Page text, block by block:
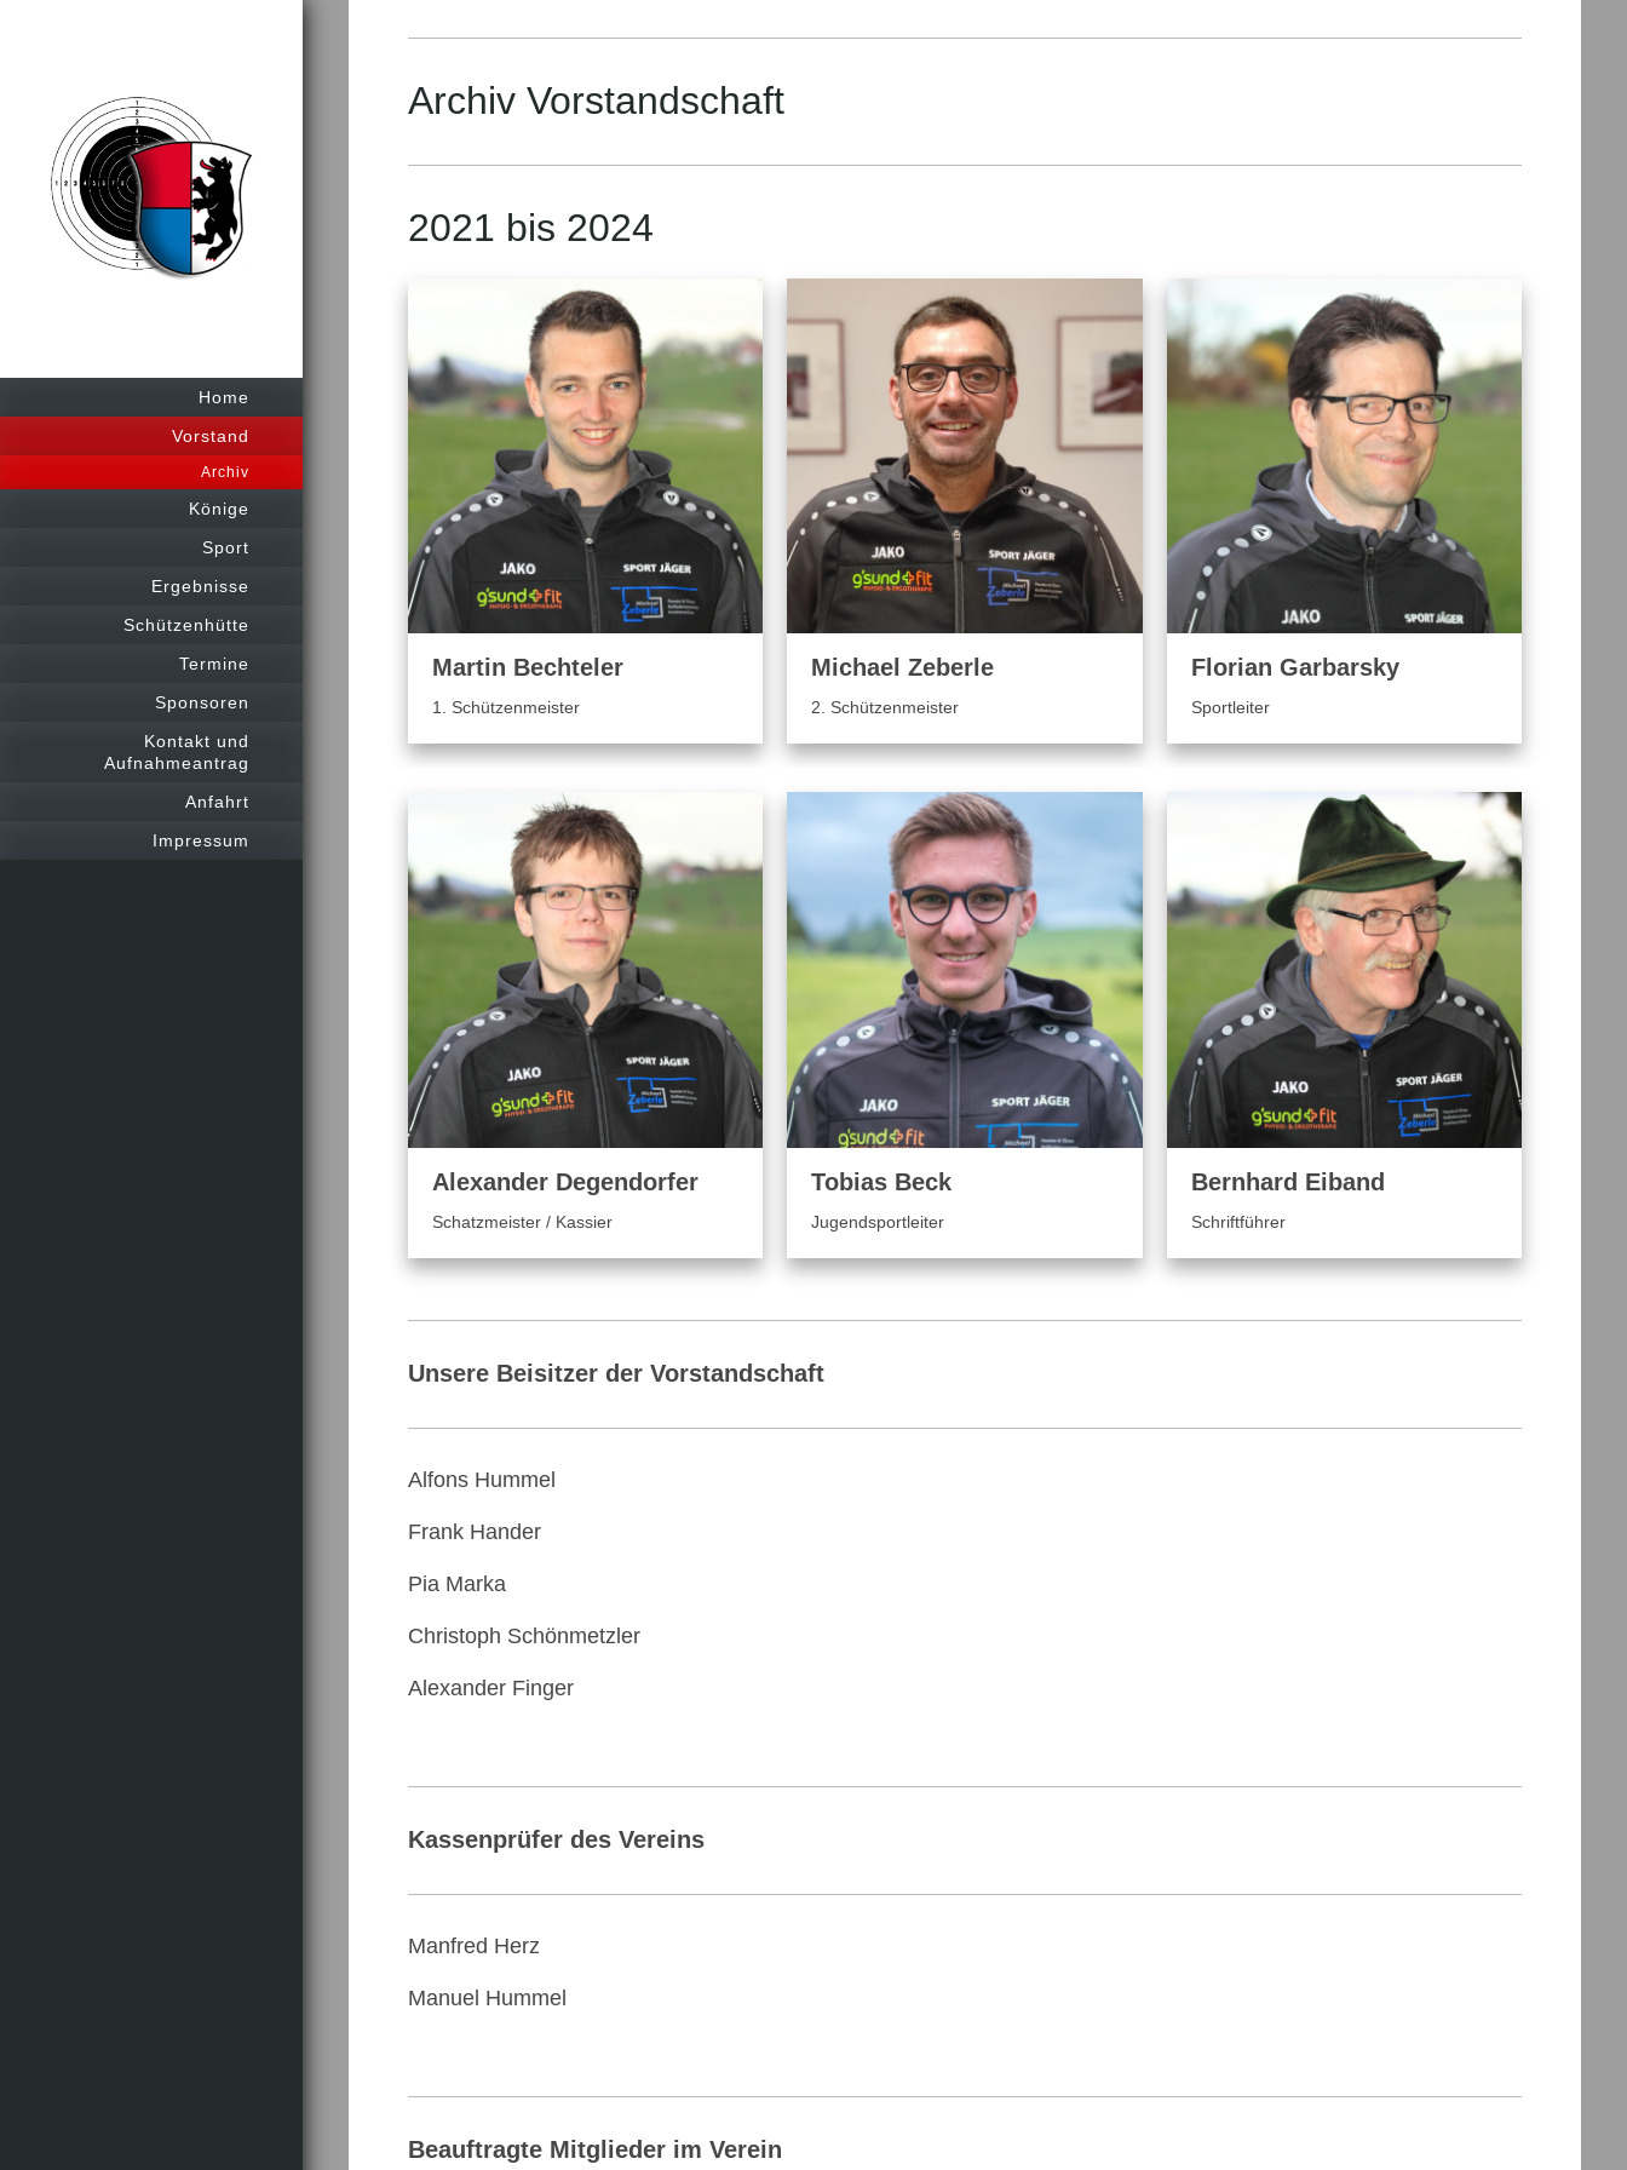
Home
Vorstand
Archiv
Könige
Sport
Ergebnisse
Schützenhütte
Termine
Sponsoren
Kontakt und
Aufnahmeantrag
Anfahrt
Impressum
Archiv Vorstandschaft
2021 bis 2024
Martin Bechteler
1. Schützenmeister
Michael Zeberle
2. Schützenmeister
Florian Garbarsky
Sportleiter
Alexander Degendorfer
Schatzmeister / Kassier
Tobias Beck
Jugendsportleiter
Bernhard Eiband
Schriftführer
Unsere Beisitzer der Vorstandschaft
Alfons Hummel
Frank Hander
Pia Marka
Christoph Schönmetzler
Alexander Finger
Kassenprüfer des Vereins
Manfred Herz
Manuel Hummel
Beauftragte Mitglieder im Verein